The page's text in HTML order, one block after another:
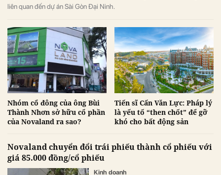
liên quan đến dự án Sài Gòn Đại Ninh.
Nhóm cổ đông của ông Bùi
Thành Nhơn sở hữu cổ phần
của Novaland ra sao?
Tiến sĩ Cấn Văn Lực: Pháp lý
là yếu tố “then chốt” để gỡ
khó cho bất động sản
Novaland chuyển đổi trái phiếu thành cổ phiếu với
giá 85.000 đồng/cổ phiếu
Kinh doanh